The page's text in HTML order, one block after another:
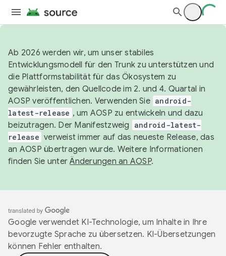
Ab 2026 werden wir, um unser stabiles
Entwicklungsmodell für den Trunk zu unterstützen und
die Plattformstabilität für das Ökosystem zu
gewährleisten, den Quellcode im 2. und 4. Quartal in
AOSP veröffentlichen. Verwenden Sie android-
latest-release , um AOSP zu entwickeln und dazu
beizutragen. Der Manifestzweig
android-latest-
release verweist immer auf das neueste Release, das
an AOSP übertragen wurde. Weitere Informationen
finden Sie unterÄnderungen an AOSP.
Google verwendet KI-Technologie, um Inhalte in Ihre
bevorzugte Sprache zu übersetzen. KI-Übersetzungen
können Fehler enthalten.